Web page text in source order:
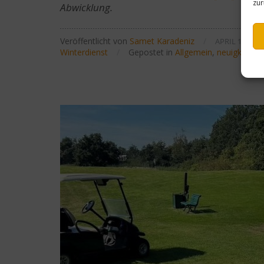
Abwicklung.
Veröffentlicht von Samet Karadeniz APRIL 17, 2024
Winterdienst
Gepostet in Allgemein, neuigkeiten